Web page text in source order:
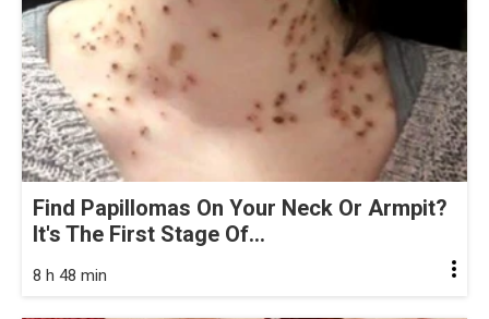
Find Papillomas On Your Neck Or Armpit?
It's The First Stage Of...
8 h 48 min